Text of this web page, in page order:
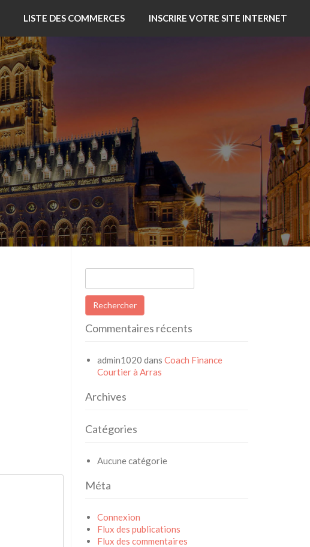
LISTE DES COMMERCES INSCRIRE VOTRE SITE INTERNET
Commentaires récents
admin1020 dansCoach Finance
Courtier à Arras
Archives
Catégories
Aucune catégorie
Méta
Connexion
Flux des publications
Flux des commentaires